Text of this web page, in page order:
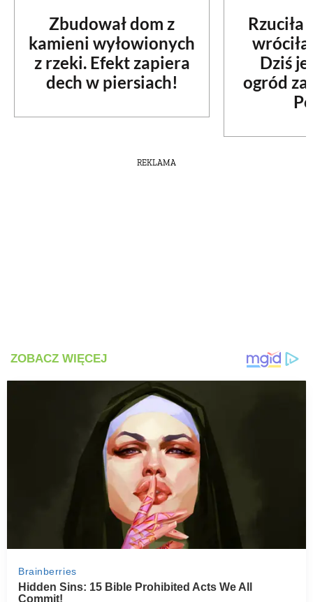
Zbudował dom z
kamieni wyłowionych
z rzeki. Efekt zapiera
dech w piersiach!
Rzuciła
Dziś
ogród
REKLAMA